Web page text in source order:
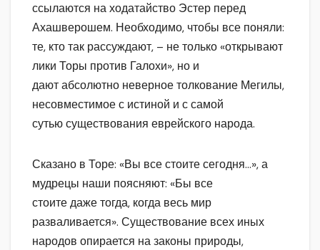
ссылаются на ходатайство Эстер перед
Ахашверошем. Необходимо, чтобы все поняли:
те, кто так рассуждают, – не только «открывают
лики Торы против Галохи», но и
дают абсолютно неверное толкование Мегилы,
несовместимое с истиной и с самой
сутью существования еврейского народа.
Сказано в Торе: «Вы все стоите сегодня…», а
мудрецы наши поясняют: «Бы все
стоите даже тогда, когда весь мир
разваливается». Существование всех иных
народов опирается на законы природы,